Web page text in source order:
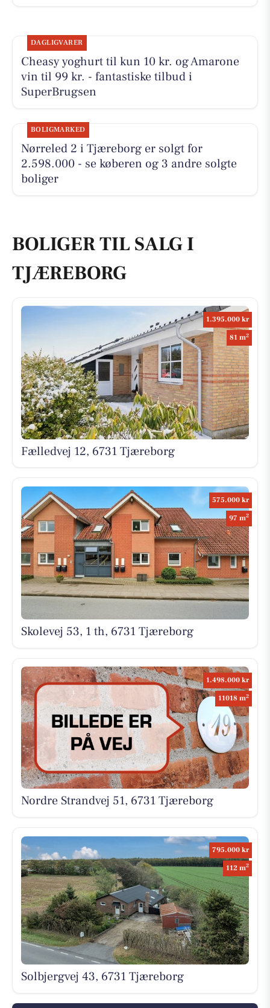
DAGLIGVARER
Cheasy yoghurt til kun 10 kr. og Amarone
vin til 99 kr. - fantastiske tilbud i
SuperBrugsen
BOLIGMARKED
Nørreled 2 i Tjæreborg er solgt for
2.598.000 - se køberen og 3 andre solgte
boliger
BOLIGER TIL SALG I
TJÆREBORG
1.395.000 kr
81 m2
Fælledvej 12, 6731 Tjæreborg
575.000 kr
97 m2
Skolevej 53, 1 th, 6731 Tjæreborg
1.498.000 kr
11018 m2
Nordre Strandvej 51, 6731 Tjæreborg
795.000 kr
112 m2
Solbjergvej 43, 6731 Tjæreborg